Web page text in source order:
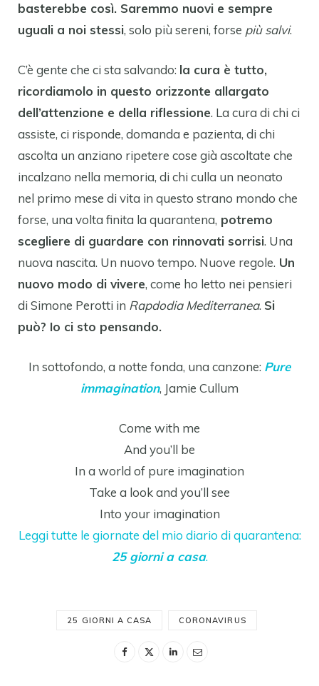
basterebbe così. Saremmo nuovi e sempre
uguali a noi stessi, solo più sereni, forse più salvi.
C’è gente che ci sta salvando: la cura è tutto,
ricordiamolo in questo orizzonte allargato
dell’attenzione e della riflessione. La cura di chi ci
assiste, ci risponde, domanda e pazienta, di chi
ascolta un anziano ripetere cose già ascoltate che
incalzano nella memoria, di chi culla un neonato
nel primo mese di vita in questo strano mondo che
forse, una volta finita la quarantena, potremo
scegliere di guardare con rinnovati sorrisi. Una
nuova nascita. Un nuovo tempo. Nuove regole. Un
nuovo modo di vivere, come ho letto nei pensieri
di Simone Perotti in Rapdodia Mediterranea. Si
può? Io ci sto pensando.
In sottofondo, a notte fonda, una canzone: Pure
immagination, Jamie Cullum
Come with me
And you’ll be
In a world of pure imagination
Take a look and you’ll see
Into your imagination
Leggi tutte le giornate del mio diario di quarantena:
25 giorni a casa.
25 GIORNI A CASA CORONAVIRUS